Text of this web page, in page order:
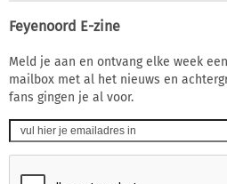
Feyenoord E-zine
Meld je aan en ontvang elke week
mailbox met al het nieuws en
fans gingen je al voor.